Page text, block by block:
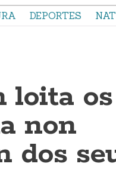
DEPORTES
loita
non
dos